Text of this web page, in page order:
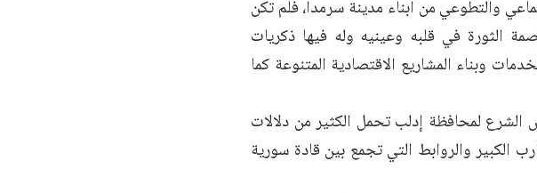
والتطوعي من أبناء مدينة سرمدا، فلم تكن
الثورة في قلبه وعينيه وله فيها ذكريات
وبناء المشاريع الاقتصادية المتنوعة كما
لمحافظة إدلب تحمل الكثير من دلالات
الكبير والروابط التي تجمع بين قادة سورية